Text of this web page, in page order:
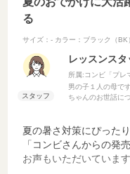
る
サイズ：- カラー：ブラック（BK
レッスンス
所属:コンビ「プレ
男の子１人の母で
ちゃんのお世話に
夏の暑さ対策にぴった
「コンビさんからの発
お声もいただいています